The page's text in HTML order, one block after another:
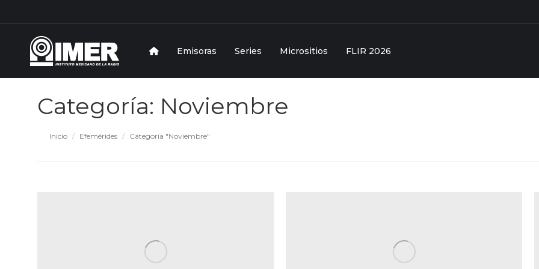
Emisoras Series Micrositios FLIR 2026
Categoría: Noviembre
Inicio Efemérides Categoría "Noviembre"